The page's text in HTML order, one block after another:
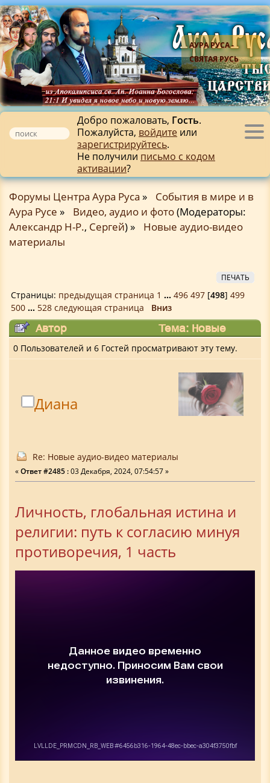
АУРА РУСА -
СВЯТАЯ РУСЬ
Добро пожаловать, Гость.
Пожалуйста, войдите или
зарегистрируйтесь.
Не получили письмо с кодом
активации?
Форумы Центра Аура Руса »
События в мире и в
Аура Русе » Видео, аудио и фото(Модераторы:
Александр Н-Р., Сергей) »
Новые аудио-видео
материалы
ПЕЧАТЬ
Страницы: предыдущая страница 1 ... 496 497[498] 499
500 ... 528 следующая страница Вниз
Автор
Тема: Новые
аудио-видео материалы (Прочитано
2712461 раз)
0 Пользователей и 6 Гостей просматривают эту тему.
Диана
Re: Новые аудио-видео материалы
«Ответ #2485 :03 Декабря, 2024, 07:54:57 »
Личность, глобальная истина и
религии: путь к согласию минуя
противоречия, 1 часть